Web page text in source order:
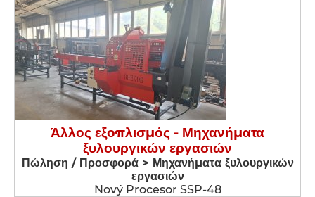
Άλλος εξοπλισμός - Μηχανήματα
ξυλουργικών εργασιών
Πώληση / Προσφορά > Μηχανήματα ξυλουργικών
εργασιών
Nový Procesor SSP-48